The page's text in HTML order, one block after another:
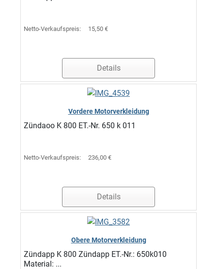
Netto-Verkaufspreis: 15,50 €
Details
Vordere Motorverkleidung
Zündaoo K 800 ET.-Nr. 650 k 011
Netto-Verkaufspreis: 236,00 €
Details
Obere Motorverkleidung
Zündapp K 800 Zündapp ET.-Nr.: 650k010
Material: ...